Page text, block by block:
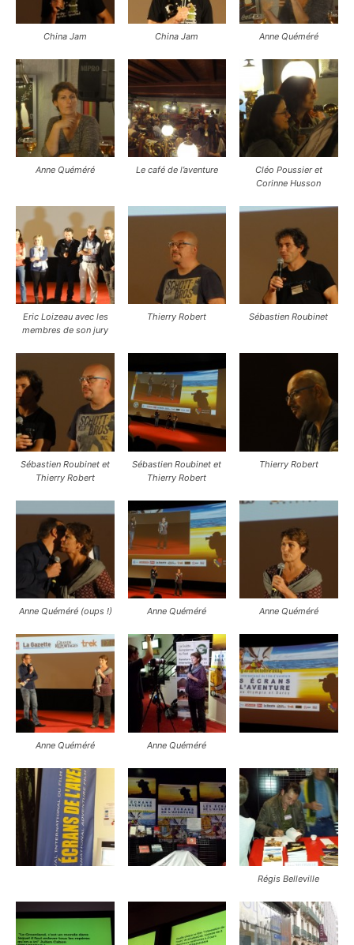
China Jam China Jam Anne Quéméré
Anne Quéméré Le café de l’aventure
Cléo Poussier et
Corinne Husson
Eric Loizeau avec les
membres de son jury
Thierry Robert Sébastien Roubinet
Sébastien Roubinet et
Thierry Robert
Sébastien Roubinet et
Thierry Robert
Thierry Robert
Anne Quéméré (oups !) Anne Quéméré Anne Quéméré
Anne Quéméré Anne Quéméré
Régis Belleville